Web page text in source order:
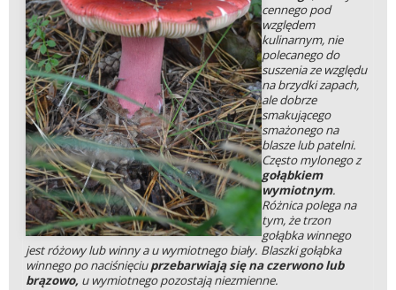
cennego pod
względem
kulinarnym, nie
polecanego do
suszenia ze względu
na brzydki zapach,
ale dobrze
smakującego
smażonego na
blasze lub patelni.
Często mylonego z
gołąbkiem
wymiotnym.
Różnica polega na
tym, że trzon
gołąbka winnego
jest różowy lub winny a u wymiotnego biały. Blaszki gołąbka
winnego po naciśnięciuprzebarwiają się na czerwono lub
brązowo,u wymiotnego pozostają niezmienne.